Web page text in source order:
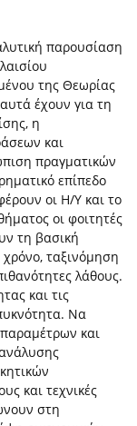
παρουσίαση
της Θεωρίας
έχουν για τη
η
και
πραγματικών
επίπεδο
οι Η/Υ και το
οι φοιτητές
τη βασική
ταξινόμηση
λάθους.
και τις
Να
και
και τεχνικές
στη